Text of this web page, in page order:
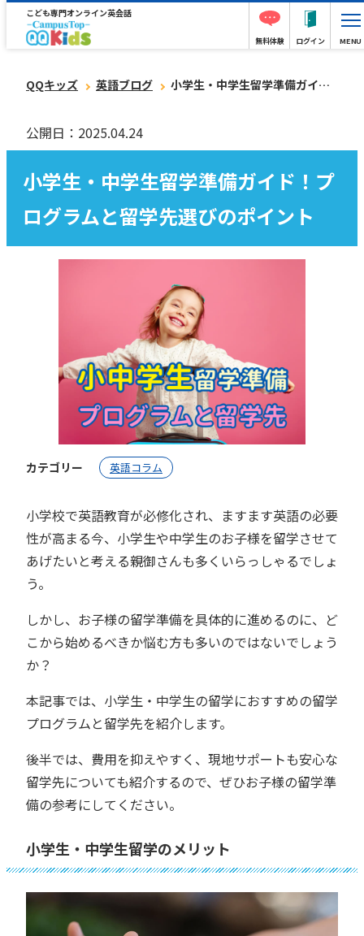
こども専門オンライン英会話
無料体験 ログイン MENU
QQキッズ 英語ブログ 小学生・中学生留学準備ガイド！プログラムと留学先選びのポイント
公開日：2025.04.24
小学生・中学生留学準備ガイド！プ
ログラムと留学先選びのポイント
カテゴリー 英語コラム
小学校で英語教育が必修化され、ますます英語の必要
性が高まる今、小学生や中学生のお子様を留学させて
あげたいと考える親御さんも多くいらっしゃるでしょ
う。
しかし、お子様の留学準備を具体的に進めるのに、ど
こから始めるべきか悩む方も多いのではないでしょう
か？
本記事では、小学生・中学生の留学におすすめの留学
プログラムと留学先を紹介します。
後半では、費用を抑えやすく、現地サポートも安心な
留学先についても紹介するので、ぜひお子様の留学準
備の参考にしてください。
小学生・中学生留学のメリット